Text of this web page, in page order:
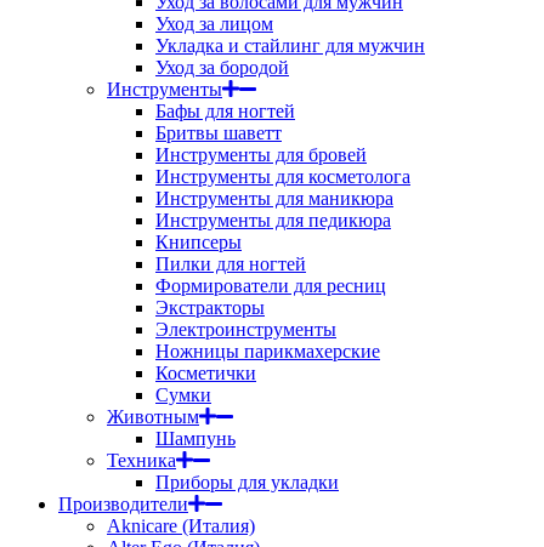
Уход за лицом
Укладка и стайлинг для мужчин
Уход за бородой
Инструменты
Бафы для ногтей
Бритвы шаветт
Инструменты для бровей
Инструменты для косметолога
Инструменты для маникюра
Инструменты для педикюра
Книпсеры
Пилки для ногтей
Формирователи для ресниц
Экстракторы
Электроинструменты
Ножницы парикмахерские
Косметички
Сумки
Животным
Шампунь
Техника
Приборы для укладки
Производители
Aknicare (Италия)